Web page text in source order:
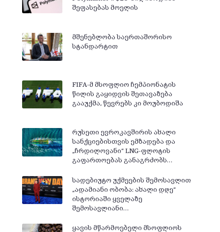
შეფასებას მოელის
მშენებლობა საერთაშორისო
სტანდარტით
FIFA-მ მსოფლიო ჩემპიონატის
წილის გაყიდვის შეთავაზება
გააუქმა, წევრებს კი მოუბოდიშა
რუსეთი ევროკავშირის ახალი
სანქციებისთვის ემზადება და
„ჩრდილოვანი“ LNG-ფლოტის
გაფართოებას განაგრძობს…
სადებიუტო უქმეების შემოსავლით
„ადამიანი ობობა: ახალი დღე“
ისტორიაში ყველაზე
შემოსავლიანი…
ყავის მწარმოებელი მსოფლიოს